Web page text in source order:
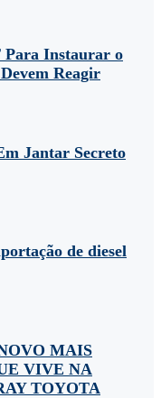
Para Instaurar o
Reagir
Jantar Secreto
de diesel
MAIS
VIVE NA
TOYOTA